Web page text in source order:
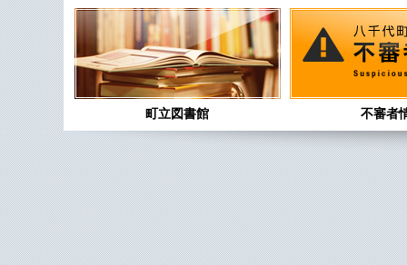
町立図書館 不審者